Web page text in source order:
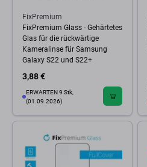
FixPremium
FixPremium Glass - Gehärtetes
Glas für die rückwärtige
Kameralinse für Samsung
Galaxy S22 und S22+
3,88 €
ERWARTEN 9 Stk,
(01.09.2026)